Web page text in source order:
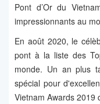
Pont d’Or du
impressionnants au
En août 2020, le
pont à la liste des
monde. Un an plus
spécial pour
Vietnam Awards 2019